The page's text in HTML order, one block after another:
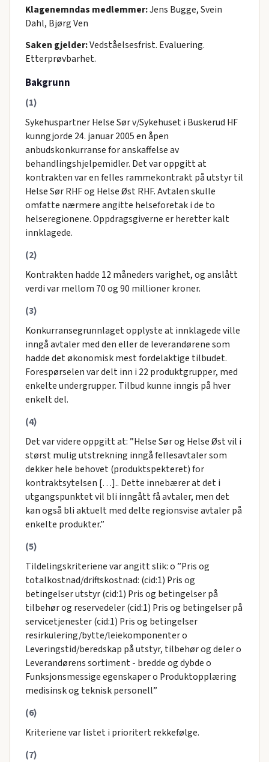
Klagenemndas medlemmer:Jens Bugge, Svein
Dahl, Bjørg Ven
Saken gjelder:Vedståelsesfrist. Evaluering.
Etterprøvbarhet.
Bakgrunn
(1)
Sykehuspartner Helse Sør v/Sykehuset i Buskerud HF
kunngjorde 24. januar 2005 en åpen
anbudskonkurranse for anskaffelse av
behandlingshjelpemidler. Det var oppgitt at
kontrakten var en felles rammekontrakt på utstyr til
Helse Sør RHF og Helse Øst RHF. Avtalen skulle
omfatte nærmere angitte helseforetak i de to
helseregionene. Oppdragsgiverne er heretter kalt
innklagede.
(2)
Kontrakten hadde 12 måneders varighet, og anslått
verdi var mellom 70 og 90 millioner kroner.
(3)
Konkurransegrunnlaget opplyste at innklagede ville
inngå avtaler med den eller de leverandørene som
hadde det økonomisk mest fordelaktige tilbudet.
Forespørselen var delt inn i 22 produktgrupper, med
enkelte undergrupper. Tilbud kunne inngis på hver
enkelt del.
(4)
Det var videre oppgitt at: ”Helse Sør og Helse Øst vil i
størst mulig utstrekning inngå fellesavtaler som
dekker hele behovet (produktspekteret) for
kontraktsytelsen […].. Dette innebærer at det i
utgangspunktet vil bli inngått få avtaler, men det
kan også bli aktuelt med delte regionsvise avtaler på
enkelte produkter.”
(5)
Tildelingskriteriene var angitt slik: o ”Pris og
totalkostnad/driftskostnad: (cid:1) Pris og
betingelser utstyr (cid:1) Pris og betingelser på
tilbehør og reservedeler (cid:1) Pris og betingelser på
servicetjenester (cid:1) Pris og betingelser
resirkulering/bytte/leiekomponenter o
Leveringstid/beredskap på utstyr, tilbehør og deler o
Leverandørens sortiment - bredde og dybde o
Funksjonsmessige egenskaper o Produktopplæring
medisinsk og teknisk personell”
(6)
Kriteriene var listet i prioritert rekkefølge.
(7)